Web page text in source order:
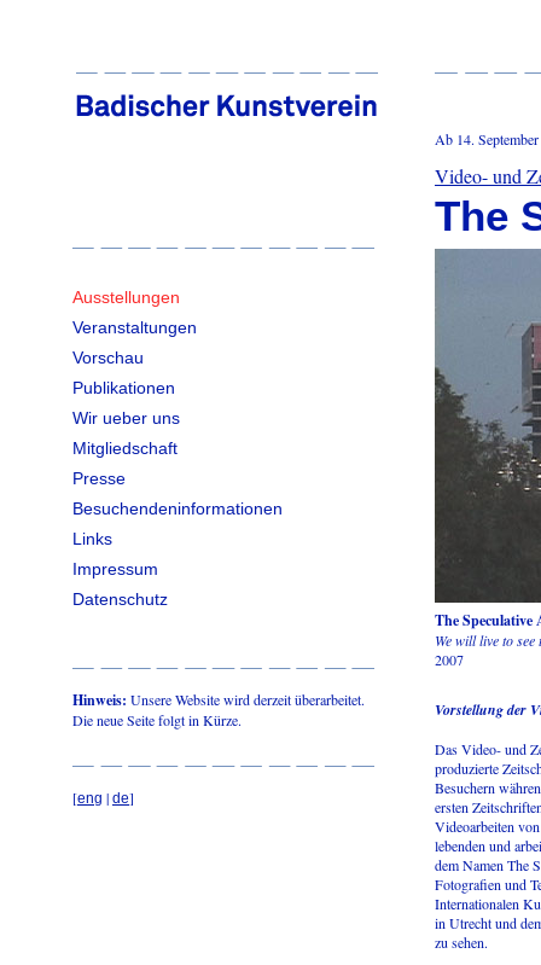
Ausstellungen
Veranstaltungen
Vorschau
Publikationen
Wir ueber uns
Mitgliedschaft
Presse
Besuchendeninformationen
Links
Impressum
Datenschutz
Hinweis: Unsere Website wird derzeit überarbeitet.
Die neue Seite folgt in Kürze.
[eng | de]
Ab 14.
Video- und
The
The
We will live to
2007
Vorstellung der
Das Video- und
produzierte
Besuchern
ersten
Videoarbeiten
lebenden und
dem Namen The
Fotografien und
Internationalen
in Utrecht und
zu sehen.